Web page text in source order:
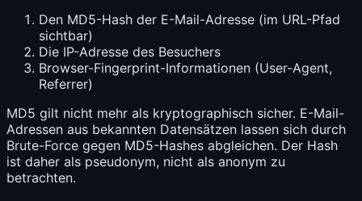
Den MD5-Hash der E-Mail-Adresse (im URL-Pfad
sichtbar)
Die IP-Adresse des Besuchers
Browser-Fingerprint-Informationen (User-Agent,
Referrer)
MD5 gilt nicht mehr als kryptographisch sicher. E-Mail-
Adressen aus bekannten Datensätzen lassen sich durch
Brute-Force gegen MD5-Hashes abgleichen. Der Hash
ist daher als pseudonym, nicht als anonym zu
betrachten.